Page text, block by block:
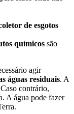
de esgotos
químicos são
agir
águas residuais. A
contrário,
A água pode fazer